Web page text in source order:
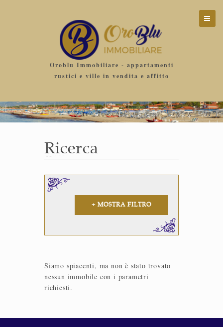
Oroblu Immobiliare - appartamenti
rustici e ville in vendita e affitto
Ricerca
+ MOSTRA FILTRO
Siamo spiacenti, ma non è stato trovato
nessun immobile con i parametri
richiesti.